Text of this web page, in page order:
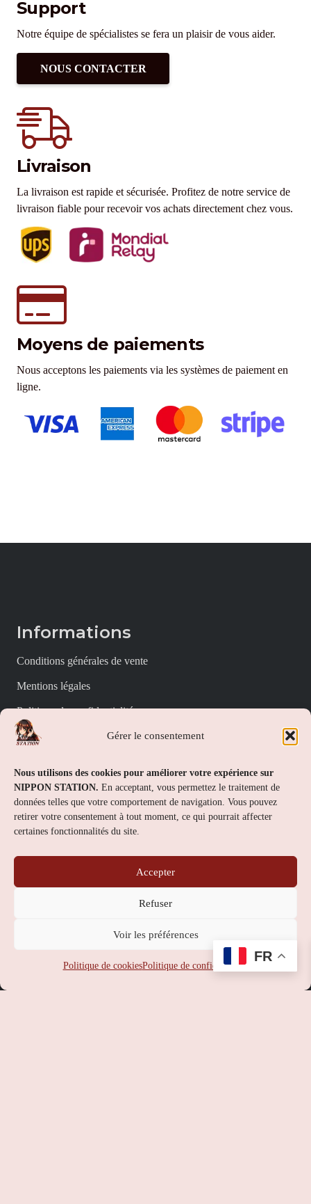
Gérer le consentement
Nous utilisons des cookies pour améliorer votre expérience sur
NIPPON STATION. En acceptant, vous permettez le traitement de
données telles que votre comportement de navigation. Vous pouvez
retirer votre consentement à tout moment, ce qui pourrait affecter
certaines fonctionnalités du site.
Accepter
Refuser
Voir les préférences
Politique de cookiesPolitique de confidentialité
Support
Notre équipe de spécialistes se fera un plaisir de vous aider.
NOUS CONTACTER
Livraison
La livraison est rapide et sécurisée. Profitez de notre service de
livraison fiable pour recevoir vos achats directement chez vous.
Moyens de paiements
Nous acceptons les paiements via les systèmes de paiement en
ligne.
Informations
Conditions générales de vente
Mentions légales
Politique de confidentialité
Politique de cookies (UE)
Nippon Station
À propos
Contact
service-client@nipponstation.fr
FR